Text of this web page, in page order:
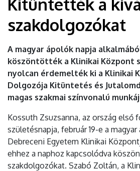
Kitüntették a
szakdolgozókat
A magyar ápolók napja
köszöntötték a Klinikai Központ
nyolcan érdemelték ki a Klinikai
Dolgozója Kitüntetés és
magas szakmai színvonalú
Kossuth Zsuzsanna, az ország első
születésnapja, február 19-e a
Debreceni Egyetem Klinikai
ehhez a naphoz kapcsolódva
szakdolgozókat. Szabó Zoltán, a